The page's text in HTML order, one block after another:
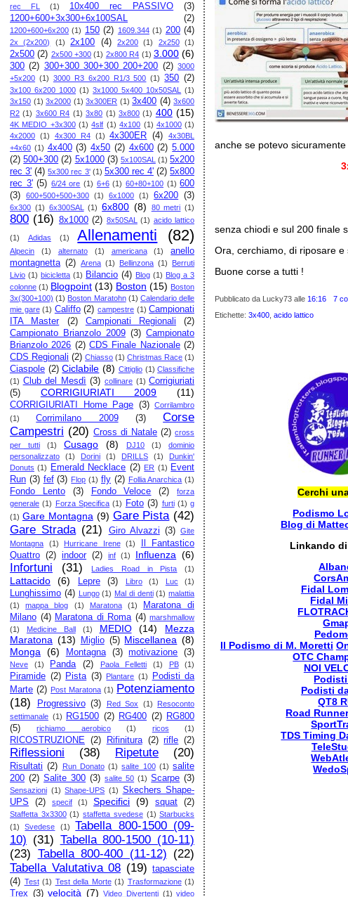
rec FL
(1) 10x400 rec PASSIVO
(3)
1200+600+3x300+6x100SAL
(2)
1200+600+6x200 (1) 150 (2) 1609.344 (1) 200 (4)
2x (2x200) (1) 2x100 (4) 2x200 (1) 2x250 (1)
2x500 (2) 2x500 +300 (1) 2x800 R4 (1) 3.000 (6)
300 (2) 300+300 300+300 200+200 (2) 3000
+5x200 (1) 3000 R3 6x200 R1/3 500 (1) 350 (2)
3x100 6x200 1000 (1) 3x1000 5x400 10x50SAL
(1)
3x150 (1) 3x2000 (1) 3x300ER (1) 3x400 (4) 3x600
R2 (1) 3x600 R4 (1) 3x80 (1) 3x800 (1) 400 (15)
4K MEDIO +3x300 (1) 4slf (1) 4x100 (1) 4x1000 (1)
4x2000 (1) 4x300 R4 (1) 4x300ER (4)
4x30BL
+4x60 (1) 4x400 (3) 4x50 (2) 4x600 (2) 5.000
(2) 500+300 (2) 5x1000 (3) 5x100SAL (1) 5x200
rec 3' (4) 5x300 rec 3' (1) 5x300 rec 4' (2) 5x800
rec 3' (5) 6/24 ore (1) 6+6 (1) 60+80+100 (1) 600
(3)
600+500+500+300 (1) 6x1000 (1) 6x200 (3)
6x300 (1) 6x300SAL (1) 6x800 (8) 80 metri (1)
800 (16) 8x1000 (2) 8x50SAL (1) acido lattico
(1) Adidas (1) Allenamenti (82)
Alpecin (1) alternato (1) americana (1)
anello
montagnetta (2) Arena (1) Bellinzona (1)
Berruti
Livio (1) bicicletta (1) Bilancio (4) Blog (1) Blog a 3
colonne (1) Blogpoint (13) Boston (15) Boston
3x(300+100) (1) Boston Maratohn (1) Calendario delle
mie gare (1) Califfo (2) campestre (1) Campionati
ITA Master
(2) Campionati Regionali
(2)
Campionato Brianzolo 2009 (3) Campionato
Brianzolo 2026 (2) CDS Finale Nazionale (2)
CDS Regionali (2) Chiasso (1) Christmas Race (1)
Ciaspole (2) Ciclabile (8) Cittiglio (1) Classifiche
(1) Club del Mesdì (3) collinare (1) Corrigiuriati
(5)
CORRIGIURIATI 2009 (11)
CORRIGIURIATI Home Page (3)
Corrilambro
(1)
Corrimilano 2009 (3)
Corse
Campestri (20) Cross di Natale (2) cross
per tutti
(1) Cusago (8) DJ10 (1)
dominio
personalizzato
(1) Dorini (1) DRILLS (1)
Dunkin'
Donuts (1) Emerald Necklace (2) ER (1) Event
Run (3) fef (3) Flop (1) fly (2) Follia Anarchica (1)
Fondo Lento (3) Fondo Veloce (2)
forza
generale (1) Forza Specifica (1) Foto (3) furti (1) g
(1) Gare Montagna (9) Gare Pista (42)
Gare Strada (21) Giro Alvazzi (3)
Gite
Montagna
(1) Hurricane Irene (1)
Il Fantastico
Quattro (2) indoor (2) inf (1) Influenza (6)
Infortuni (31) Ladies Road in Pista (1)
Lattacido (6) Lepre (3) Libro (1) Luc (1)
Lunghissimo (4) Lungo (1) Mal di denti (1) malattia
(1)
mappa blog (1) Maratona (1)
Maratona di
Milano (4) Maratona di Roma (4) marshmallow
(1)
Medicine Ball (1) MEDIO (14)
Mezza
Maratona (13) Miglio (5) Miscellanea (8)
Monga
(6) Montagna (3) motivazione (3)
Neve (1) Panda (2) Paola Felletti (1) PB (1)
Piramide (2) Pista (3) Plantare (1)
Podisti da
Marte (2) Post Maratona (1) Potenziamento
(18)
Progressivo (3) Red Sox (1)
Resoconto
settimanale (1) RG1500 (2) RG400 (2) RG800
(5)
richiamo aerobico (1) ricos (1)
RICOSTRUZIONE (2) Rifinitura (2) rifle (2)
Riflessioni (38) Ripetute (20)
Risultati (2) Run Donato (1) salite 100 (1) salite
200 (2) Salite 300 (3) salite 50 (1) Scarpe (3)
Sensazioni (1) Shape-UPS (1) Skechers Shape-
UPS
(2) specif (1) Specifici (9) squat (2)
Staffetta 3x3300 (1) staffetta svedese (1) Starbucks
(1)
Svedese (1)
Tabella 800-1500 (09-
10) (31) Tabella 800-1500 (10-11)
(23) Tabella 800-400 (11-12) (22)
Tabella Valutativa 08 (19) tapasciate
(4) Test (1) Test della Morte (1) Trasformazione (1)
Trex (3) velocità (7) Video Divertenti (1) video
anche se potevo
senza chiodi e sul 200 finale
Ora, cerchiamo, di riposare e
Buone corse a tutti !
Pubblicato da Lucky73alle 16:16
7
Etichette:3x400 ,acido lattico
Cerchi
Podismo
Blog di
Linkando
Fidal
Fidal
Il Podismo di M. Moretti
OTC
NOI
Podisti
QT8
Road
TDS Timing